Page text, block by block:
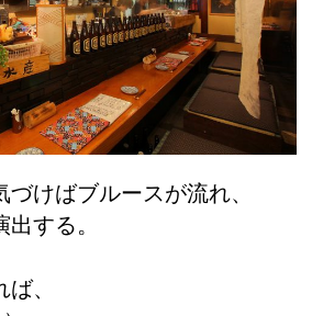
けばブルースが流れ、
する。
、